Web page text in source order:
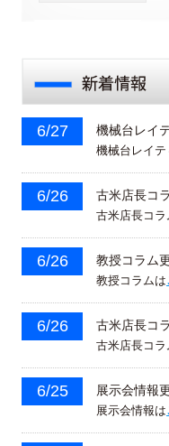
6/27 機械台レイ
機械台レイテ
6/26 古米店長コ
古米店長コラ
6/26 教授コラム
教授コラムは
6/26 古米店長コ
古米店長コラ
6/25 展示会情報
展示会情報は